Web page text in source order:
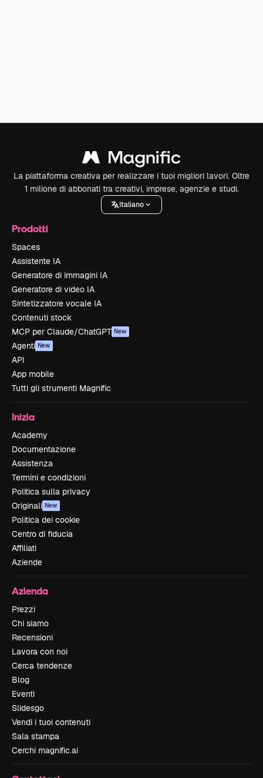
La piattaforma creativa per realizzare i tuoi migliori lavori. Oltre
1 milione di abbonati tra creativi, imprese, agenzie e studi.
Italiano
Prodotti
Spaces
Assistente IA
Generatore di immagini IA
Generatore di video IA
Sintetizzatore vocale IA
Contenuti stock
MCP per Claude/ChatGPT New
Agenti New
API
App mobile
Tutti gli strumenti Magnific
Inizia
Academy
Documentazione
Assistenza
Termini e condizioni
Politica sulla privacy
Originali New
Politica dei cookie
Centro di fiducia
Affiliati
Aziende
Azienda
Prezzi
Chi siamo
Recensioni
Lavora con noi
Cerca tendenze
Blog
Eventi
Slidesgo
Vendi i tuoi contenuti
Sala stampa
Cerchi magnific.ai